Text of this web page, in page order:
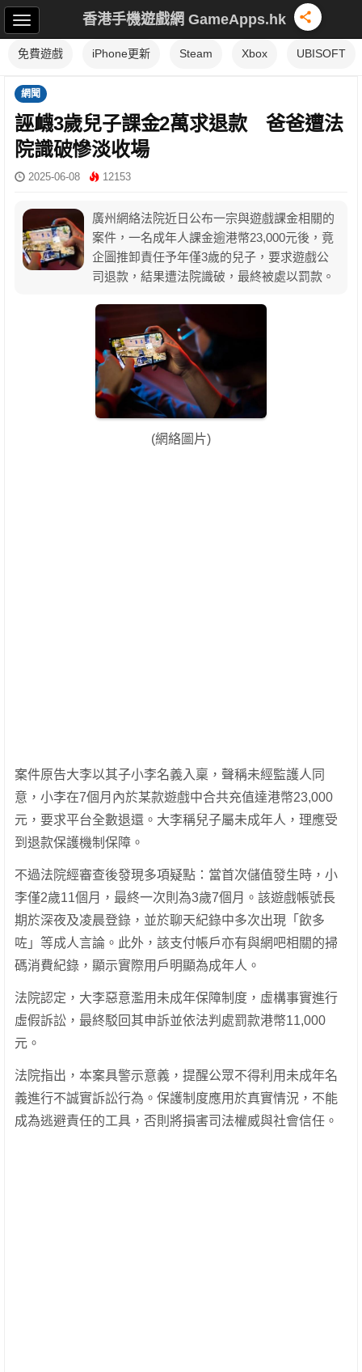
香港手機遊戲網 GameApps.hk
免費遊戲 iPhone更新 Steam Xbox UBISOFT
網聞
誣衊3歲兒子課金2萬求退款 爸爸遭法
院識破慘淡收場
2025-06-08 12153
廣州網絡法院近日公布一宗與遊戲課金相關的
案件，一名成年人課金逾港幣23,000元後，竟
企圖推卸責任予年僅3歲的兒子，要求遊戲公
司退款，結果遭法院識破，最終被處以罰款。
(網絡圖片)
案件原告大李以其子小李名義入稟，聲稱未經監護人同
意，小李在7個月內於某款遊戲中合共充值達港幣23,000
元，要求平台全數退還。大李稱兒子屬未成年人，理應受
到退款保護機制保障。
不過法院經審查後發現多項疑點：當首次儲值發生時，小
李僅2歲11個月，最終一次則為3歲7個月。該遊戲帳號長
期於深夜及凌晨登錄，並於聊天紀錄中多次出現「飲多
咗」等成人言論。此外，該支付帳戶亦有與網吧相關的掃
碼消費紀錄，顯示實際用戶明顯為成年人。
法院認定，大李惡意濫用未成年保障制度，虛構事實進行
虛假訴訟，最終駁回其申訴並依法判處罰款港幣11,000
元。
法院指出，本案具警示意義，提醒公眾不得利用未成年名
義進行不誠實訴訟行為。保護制度應用於真實情況，不能
成為逃避責任的工具，否則將損害司法權威與社會信任。